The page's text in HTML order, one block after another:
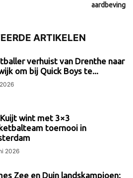
aardbeving
ARTIKELEN
verhuist van Drenthe naar
om bij Quick Boys te...
wint met 3×3
toernooi in
2026
Zee en Duin landskampioen;